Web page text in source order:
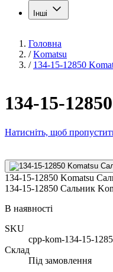
Інші
Головна
/ Komatsu
/ 134-15-12850
134-15-
Натисніть, щоб
134-15-12850 Komatsu
134-15-12850 Сальник
В наявності
SKU
cpp-kom-134-15-
Склад
Під замовлення